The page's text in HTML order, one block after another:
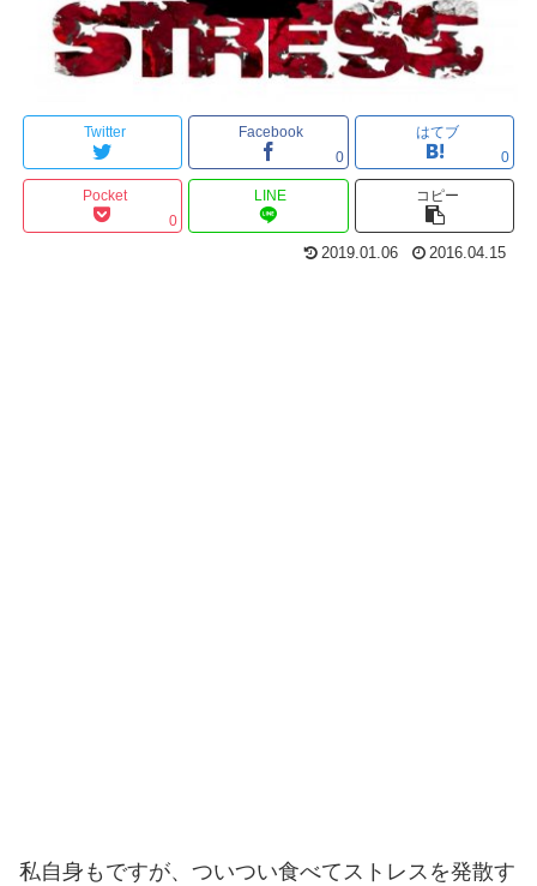
Twitter
Facebook
0
はてブ
0
Pocket
0
LINE コピー
2019.01.06 2016.04.15
私自身もですが、ついつい食べてストレスを発散す